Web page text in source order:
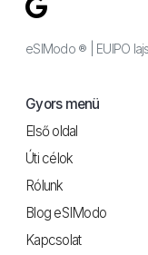
eSIModo ® | EUIPO
Gyors menü
Első oldal
Úti célok
Rólunk
Blog eSIModo
Kapcsolat